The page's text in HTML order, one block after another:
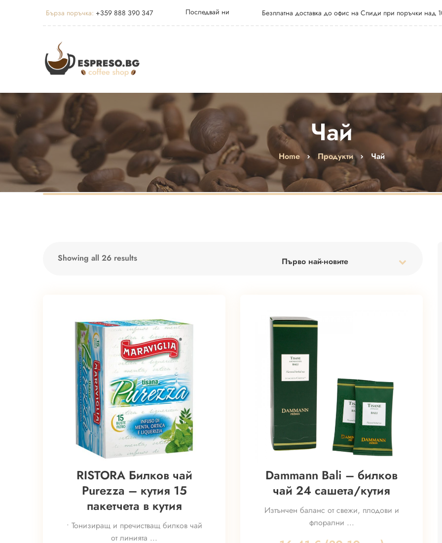
Бърза поръчка: +359 888 390 347 Последвай ни Безплатна доставка до офис на Спиди при поръчки над
Чай
Home Продукти Чай
Showing all 26 results
RISTORA Билков чай
Purezza – кутия 15
пакетчета в кутия
• Тонизиращ и пречистващ билков чай
от линията ...
Dammann Bali – билков
чай 24 сашета/кутия
Изтънчен баланс от свежи, плодови и
флорални ...